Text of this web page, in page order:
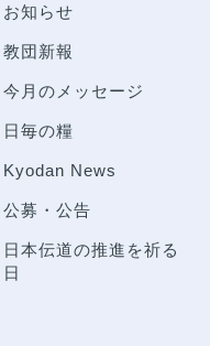
お知らせ
教団新報
今月のメッセージ
日毎の糧
Kyodan News
公募・公告
日本伝道の推進を祈る
日